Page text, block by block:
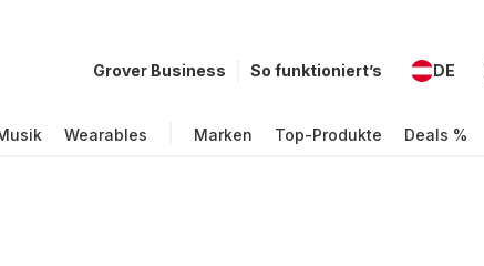
Grover Business So funktioniert’s DE
Wearables Marken Top-Produkte Deals %